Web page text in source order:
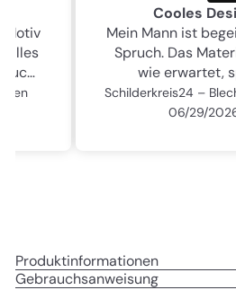
Mann ist begeistert vom
Das Material ist, so
wie erwartet, spitze.
Schilderkreis24 – Blechschild Lustiger Motorrad Spruch '..wenn mich meine Frau Motorrad fahren lässt!': Witzige Deko-Geschenkidee
Produktinformationen
Gebrauchsanweisung